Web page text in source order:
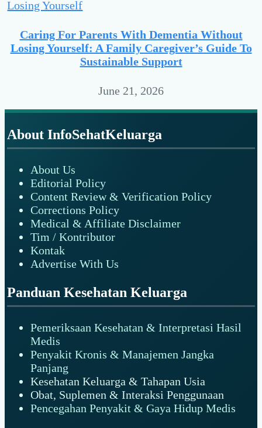
Caring For Parents With Dementia Without
Losing Yourself: A Family Caregiver’s Guide To
Sustainable Support
June 21, 2026
Footer
About InfoSehatKeluarga
About Us
Editorial Policy
Content Review & Verification Policy
Corrections Policy
Medical & Affiliate Disclaimer
Tim / Kontributor
Kontak
Advertise With Us
Panduan Kesehatan Keluarga
Pemeriksaan Kesehatan & Interpretasi Hasil
Medis
Penyakit Kronis & Manajemen Jangka
Panjang
Kesehatan Keluarga & Tahapan Usia
Obat, Suplemen & Interaksi Penggunaan
Pencegahan Penyakit & Gaya Hidup Medis